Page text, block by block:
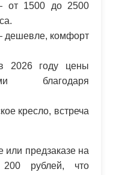
от 1500 до 2500
дешевле, комфорт
2026 году цены
благодаря
кресло, встреча
или предзаказе на
рублей, что